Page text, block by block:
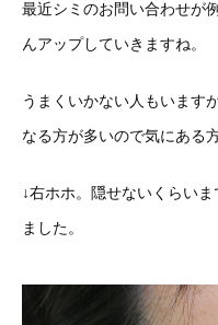
最近シミのお問い合わせが
んアップしていきますね。
うまくいかない人もいます
なる方が多いので気にある
↓右ホホ。隠せないくらい
ました。